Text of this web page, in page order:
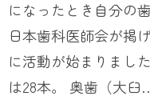
になったとき自分の
日本歯科医師会が掲
に活動が始まりまし
は28本。 奥歯（大